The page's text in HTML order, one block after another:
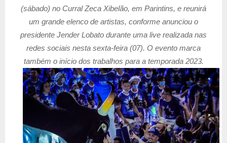
(sábado) no Curral Zeca Xibelão, em Parintins, e reunirá
um grande elenco de artistas, conforme anunciou o
presidente Jender Lobato durante uma live realizada nas
redes sociais nesta sexta-feira (07). O evento marca
também o início dos trabalhos para a temporada 2023.